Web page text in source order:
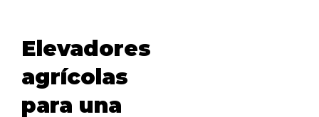
Elevadores
agrícolas
para una